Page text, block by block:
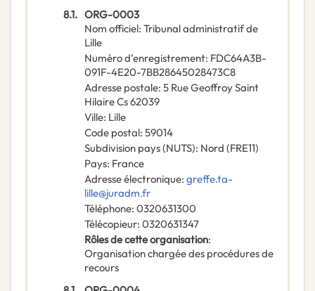
8.1. ORG-0003
Nom officiel: Tribunal administratif de
Lille
Numéro d’enregistrement: FDC64A3B-
091F-4E20-7BB28645028473C8
Adresse postale: 5 Rue Geoffroy Saint
Hilaire Cs 62039
Ville: Lille
Code postal: 59014
Subdivision pays (NUTS): Nord (FRE11)
Pays: France
Adresse électronique: greffe.ta-
lille@juradm.fr
Téléphone: 0320631300
Télécopieur: 0320631347
Rôles de cette organisation:
Organisation chargée des procédures de
recours